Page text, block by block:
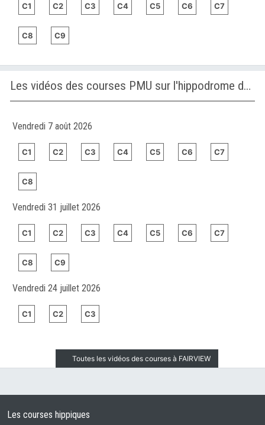
C1 C2 C3 C4 C5 C6 C7
C8 C9
Les vidéos des courses PMU sur l'hippodrome de FAIRVIEW
Vendredi 7 août 2026
C1 C2 C3 C4 C5 C6 C7
C8
Vendredi 31 juillet 2026
C1 C2 C3 C4 C5 C6 C7
C8 C9
Vendredi 24 juillet 2026
C1 C2 C3
Toutes les vidéos des courses à FAIRVIEW
Les courses hippiques